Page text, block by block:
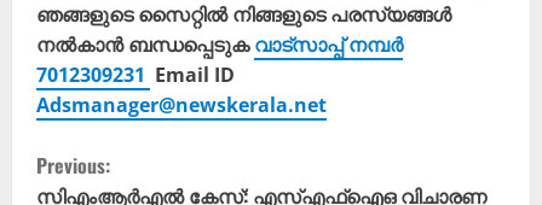
ഞങ്ങളുടെ സൈറ്റിൽ നിങ്ങളുടെ പരസ്യങ്ങൾ
നൽകാൻ ബന്ധപ്പെടുകവാട്സാപ്പ് നമ്പർ
7012309231 Email ID
Adsmanager@newskerala.net
C
Previous:
സിഎംആർഎൽ കേസ്: എസ്എഫ്ഐഒ വിചാരണ